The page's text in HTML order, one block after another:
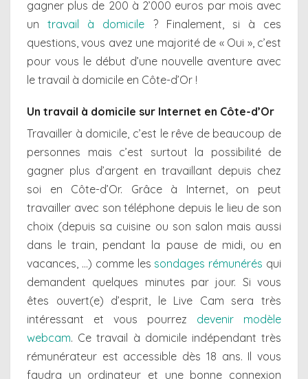
gagner plus de 200 à 2’000 euros par mois avec
untravail à domicile ? Finalement, si à ces
questions, vous avez une majorité de « Oui », c’est
pour vous le début d’une nouvelle aventure avec
le travail à domicile en Côte-d’Or !
Un travail à domicile sur Internet en Côte-d’Or
Travailler à domicile, c’est le rêve de beaucoup de
personnes mais c’est surtout la possibilité de
gagner plus d’argent en travaillant depuis chez
soi en Côte-d’Or. Grâce à Internet, on peut
travailler avec son téléphone depuis le lieu de son
choix (depuis sa cuisine ou son salon mais aussi
dans le train, pendant la pause de midi, ou en
vacances, …) comme les sondages rémunérés qui
demandent quelques minutes par jour. Si vous
êtes ouvert(e) d’esprit, le Live Cam sera très
intéressant et vous pourrez devenir modèle
webcam. Ce travail à domicile indépendant très
rémunérateur est accessible dès 18 ans. Il vous
faudra un ordinateur et une bonne connexion